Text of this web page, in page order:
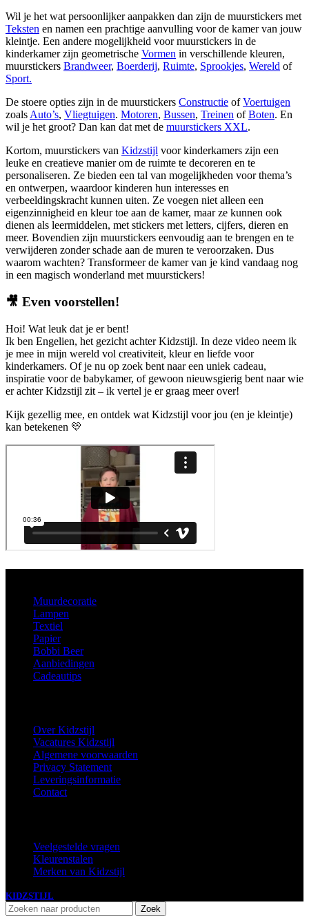
Wil je het wat persoonlijker aanpakken dan zijn de muurstickers met
Teksten en namen een prachtige aanvulling voor de kamer van jouw
kleintje. Een andere mogelijkheid voor muurstickers in de
kinderkamer zijn geometrische Vormen in verschillende kleuren,
muurstickers Brandweer, Boerderij, Ruimte, Sprookjes, Wereld of
Sport.
De stoere opties zijn in de muurstickers Constructie ofVoertuigen
zoals Auto’s, Vliegtuigen. Motoren, Bussen, Treinen ofBoten. En
wil je het groot? Dan kan dat met de muurstickers XXL.
Kortom, muurstickers van Kidzstijl voor kinderkamers zijn een
leuke en creatieve manier om de ruimte te decoreren en te
personaliseren. Ze bieden een tal van mogelijkheden voor thema’s
en ontwerpen, waardoor kinderen hun interesses en
verbeeldingskracht kunnen uiten. Ze voegen niet alleen een
eigenzinnigheid en kleur toe aan de kamer, maar ze kunnen ook
dienen als leermiddelen, met stickers met letters, cijfers, dieren en
meer. Bovendien zijn muurstickers eenvoudig aan te brengen en te
verwijderen zonder schade aan de muren te veroorzaken. Dus
waarom wachten? Transformeer de kamer van je kind vandaag nog
in een magisch wonderland met muurstickers!
🎥 Even voorstellen!
Hoi! Wat leuk dat je er bent!
Ik ben Engelien, het gezicht achter Kidzstijl. In deze video neem ik
je mee in mijn wereld vol creativiteit, kleur en liefde voor
kinderkamers. Of je nu op zoek bent naar een uniek cadeau,
inspiratie voor de babykamer, of gewoon nieuwsgierig bent naar wie
er achter Kidzstijl zit – ik vertel je er graag meer over!
Kijk gezellig mee, en ontdek wat Kidzstijl voor jou (en je kleintje)
kan betekenen 💛
Muurdecoratie
Lampen
Textiel
Papier
Bobbi Beer
Aanbiedingen
Cadeautips
Over Kidzstijl
Vacatures Kidzstijl
Algemene voorwaarden
Privacy Statement
Leveringsinformatie
Contact
Veelgestelde vragen
Kleurenstalen
Merken van Kidzstijl
KIDZSTIJL
Zoek